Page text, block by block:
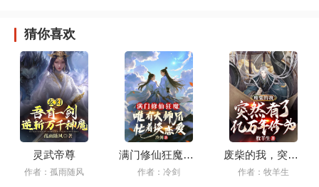
猜你喜欢
灵武帝尊
作者：孤雨随风
满门修仙狂魔，唯有大师兄忙着谈恋爱
作者：冷剑
废柴的我，突然有了亿万年修为！
作者：牧羊生